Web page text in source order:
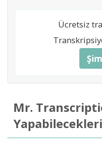
Ücretsiz
Mr.